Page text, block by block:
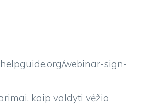
webinar-sign-
kaip valdyti vėžio